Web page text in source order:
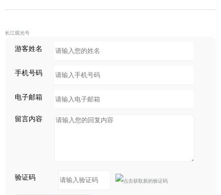
长江观光号
游客姓名
手机号码
电子邮箱
留言内容
验证码